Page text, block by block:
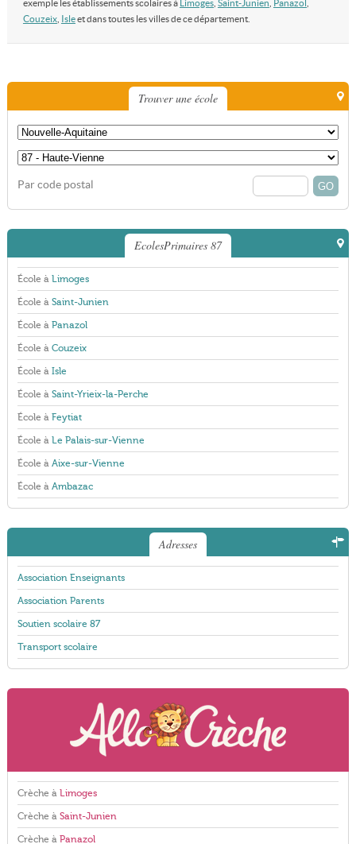
exemple les établissements scolaires à Limoges, Saint-Junien Panazol
Couzeix, Isleet dans toutes les villes de ce département.
Trouver une école
Par code postal
EcolesPrimaires 87
École à Limoges
École à Saint-Junien
École à Panazol
École à Couzeix
École à Isle
École à Saint-Yrieix-la-Perche
École à Feytiat
École à Le Palais-sur-Vienne
École à Aixe-sur-Vienne
École à Ambazac
Adresses
Association Enseignants
Association Parents
Soutien scolaire 87
Transport scolaire
Crèche à Limoges
Crèche à Saint-Junien
Crèche à Panazol